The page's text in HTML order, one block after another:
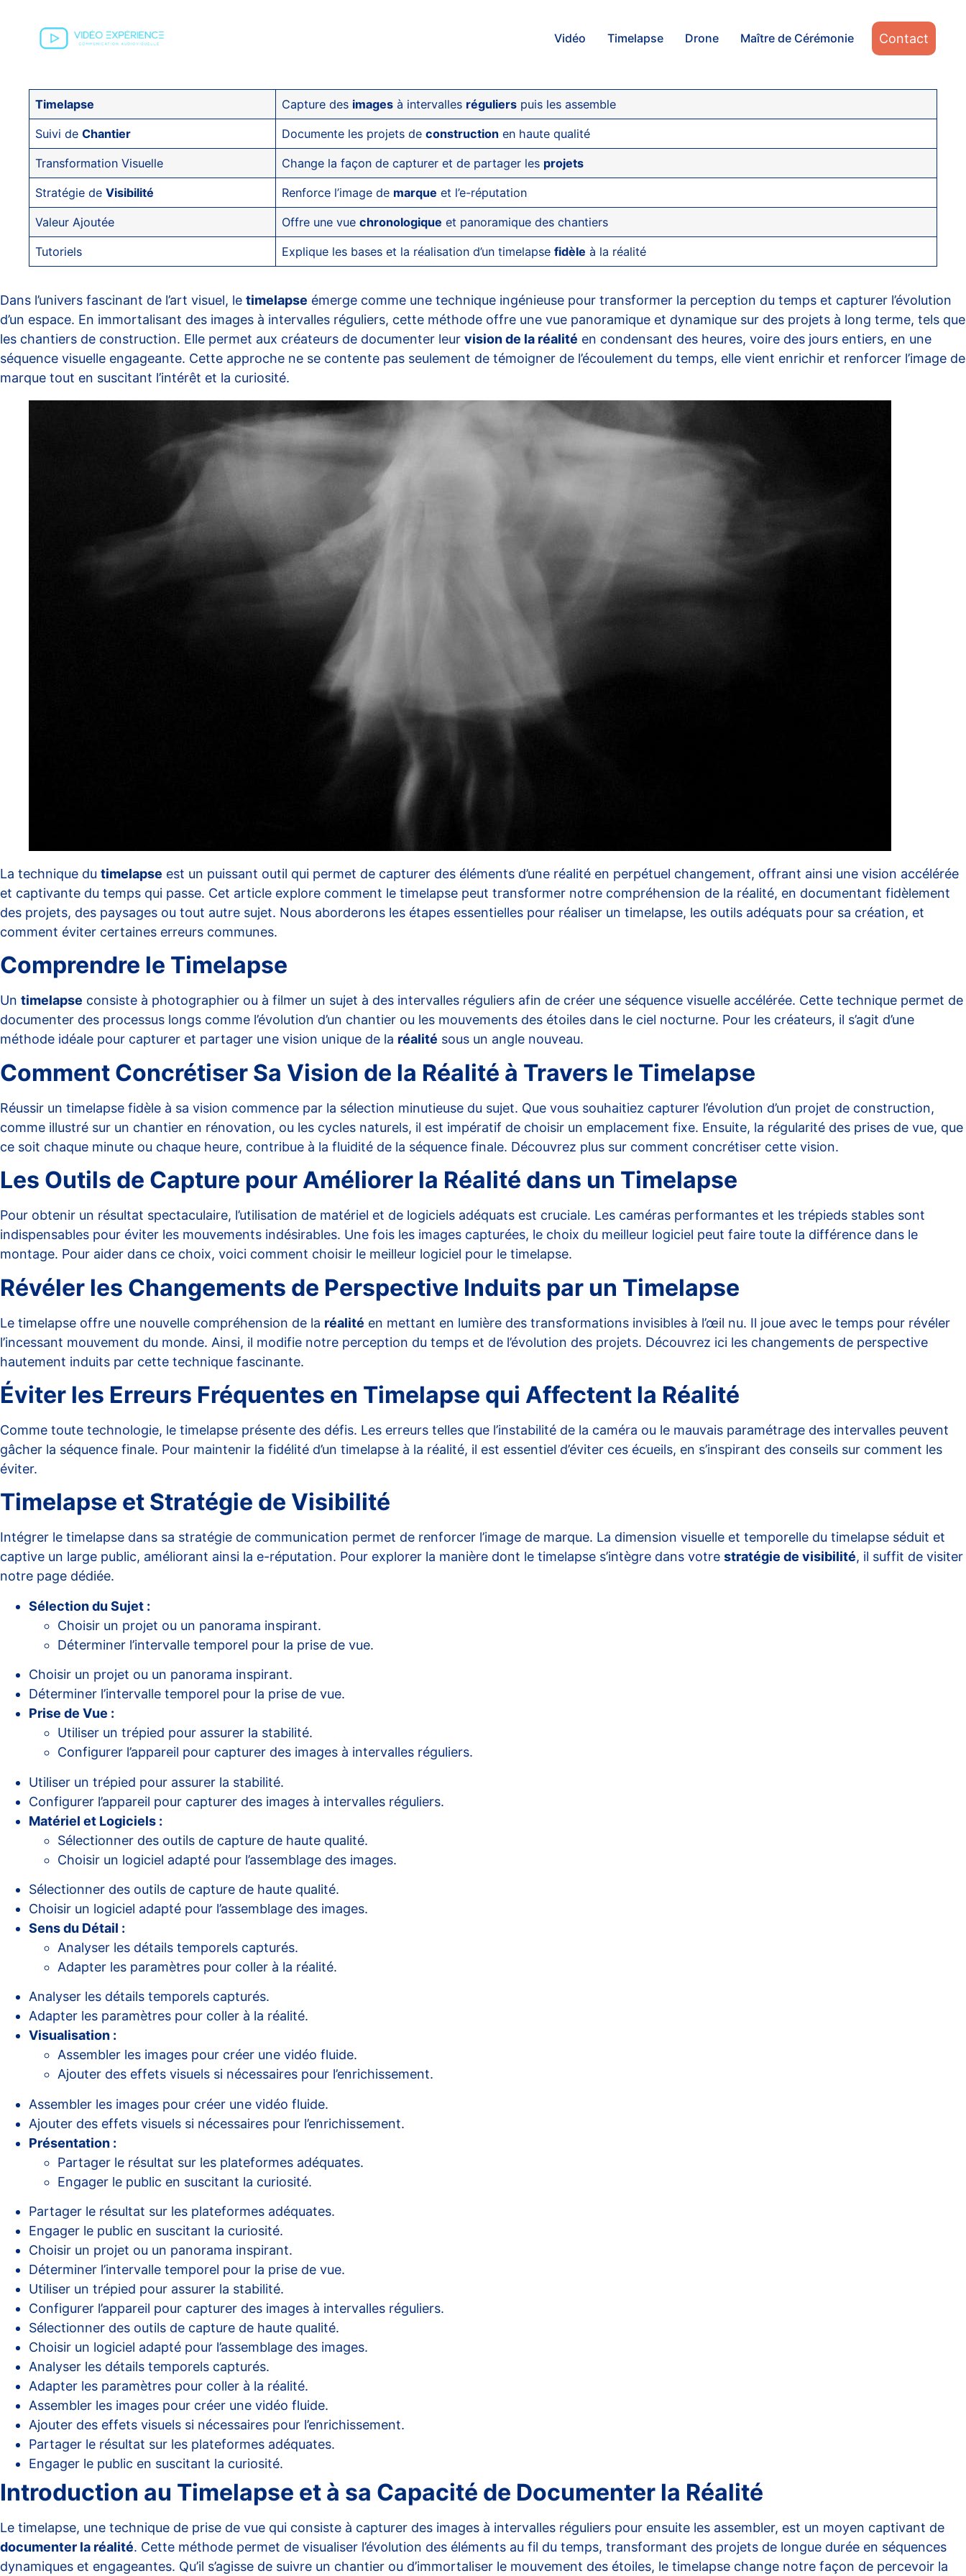
Vidéo Timelapse Drone Maître de Cérémonie Contact
Timelapse Capture des images à intervalles réguliers puis les assemble
Suivi deChantier Documente les projets deconstruction en haute qualité
Transformation Visuelle Change la façon de capturer et de partager les projets
Stratégie deVisibilité Renforce l’image de marque et l’e-réputation
Valeur Ajoutée Offre une vuechronologique et panoramique des chantiers
Tutoriels Explique les bases et la réalisation d’un timelapsefidèle à la réalité
Dans l’univers fascinant de l’art visuel, le timelapse émerge comme une technique ingénieuse pour transformer la perception du temps et capturer l’évolution
d’un espace. En immortalisant des images à intervalles réguliers, cette méthode offre une vue panoramique et dynamique sur des projets à long terme, tels que
les chantiers de construction. Elle permet aux créateurs de documenter leur vision de la réalité en condensant des heures, voire des jours entiers, en une
séquence visuelle engageante. Cette approche ne se contente pas seulement de témoigner de l’écoulement du temps, elle vient enrichir et renforcer l’image de
marque tout en suscitant l’intérêt et la curiosité.
La technique du timelapse est un puissant outil qui permet de capturer des éléments d’une réalité en perpétuel changement, offrant ainsi une vision accélérée
et captivante du temps qui passe. Cet article explore comment le timelapse peut transformer notre compréhension de la réalité, en documentant fidèlement
des projets, des paysages ou tout autre sujet. Nous aborderons les étapes essentielles pour réaliser un timelapse, les outils adéquats pour sa création, et
comment éviter certaines erreurs communes.
Comprendre le Timelapse
Un timelapse consiste à photographier ou à filmer un sujet à des intervalles réguliers afin de créer une séquence visuelle accélérée. Cette technique permet de
documenter des processus longs comme l’évolution d’un chantier ou les mouvements des étoiles dans le ciel nocturne. Pour les créateurs, il s’agit d’une
méthode idéale pour capturer et partager une vision unique de la réalité sous un angle nouveau.
Comment Concrétiser Sa Vision de la Réalité à Travers le Timelapse
Réussir un timelapse fidèle à sa vision commence par la sélection minutieuse du sujet. Que vous souhaitiez capturer l’évolution d’un projet de construction,
comme illustré sur un chantier en rénovation, ou les cycles naturels, il est impératif de choisir un emplacement fixe. Ensuite, la régularité des prises de vue, que
ce soit chaque minute ou chaque heure, contribue à la fluidité de la séquence finale. Découvrez plus sur comment concrétiser cette vision.
Les Outils de Capture pour Améliorer la Réalité dans un Timelapse
Pour obtenir un résultat spectaculaire, l’utilisation de matériel et de logiciels adéquats est cruciale. Les caméras performantes et les trépieds stables sont
indispensables pour éviter les mouvements indésirables. Une fois les images capturées, le choix du meilleur logiciel peut faire toute la différence dans le
montage. Pour aider dans ce choix, voici comment choisir le meilleur logiciel pour le timelapse.
Révéler les Changements de Perspective Induits par un Timelapse
Le timelapse offre une nouvelle compréhension de la réalité en mettant en lumière des transformations invisibles à l’œil nu. Il joue avec le temps pour révéler
l’incessant mouvement du monde. Ainsi, il modifie notre perception du temps et de l’évolution des projets. Découvrez ici les changements de perspective
hautement induits par cette technique fascinante.
Éviter les Erreurs Fréquentes en Timelapse qui Affectent la Réalité
Comme toute technologie, le timelapse présente des défis. Les erreurs telles que l’instabilité de la caméra ou le mauvais paramétrage des intervalles peuvent
gâcher la séquence finale. Pour maintenir la fidélité d’un timelapse à la réalité, il est essentiel d’éviter ces écueils, en s’inspirant des conseils sur comment les
éviter.
Timelapse et Stratégie de Visibilité
Intégrer le timelapse dans sa stratégie de communication permet de renforcer l’image de marque. La dimension visuelle et temporelle du timelapse séduit et
captive un large public, améliorant ainsi la e-réputation. Pour explorer la manière dont le timelapse s’intègre dans votre stratégie de visibilité, il suffit de visiter
notre page dédiée.
Sélection du Sujet :
Choisir un projet ou un panorama inspirant.
Déterminer l’intervalle temporel pour la prise de vue.
Choisir un projet ou un panorama inspirant.
Déterminer l’intervalle temporel pour la prise de vue.
Prise de Vue :
Utiliser un trépied pour assurer la stabilité.
Configurer l’appareil pour capturer des images à intervalles réguliers.
Utiliser un trépied pour assurer la stabilité.
Configurer l’appareil pour capturer des images à intervalles réguliers.
Matériel et Logiciels :
Sélectionner des outils de capture de haute qualité.
Choisir un logiciel adapté pour l’assemblage des images.
Sélectionner des outils de capture de haute qualité.
Choisir un logiciel adapté pour l’assemblage des images.
Sens du Détail :
Analyser les détails temporels capturés.
Adapter les paramètres pour coller à la réalité.
Analyser les détails temporels capturés.
Adapter les paramètres pour coller à la réalité.
Visualisation :
Assembler les images pour créer une vidéo fluide.
Ajouter des effets visuels si nécessaires pour l’enrichissement.
Assembler les images pour créer une vidéo fluide.
Ajouter des effets visuels si nécessaires pour l’enrichissement.
Présentation :
Partager le résultat sur les plateformes adéquates.
Engager le public en suscitant la curiosité.
Partager le résultat sur les plateformes adéquates.
Engager le public en suscitant la curiosité.
Choisir un projet ou un panorama inspirant.
Déterminer l’intervalle temporel pour la prise de vue.
Utiliser un trépied pour assurer la stabilité.
Configurer l’appareil pour capturer des images à intervalles réguliers.
Sélectionner des outils de capture de haute qualité.
Choisir un logiciel adapté pour l’assemblage des images.
Analyser les détails temporels capturés.
Adapter les paramètres pour coller à la réalité.
Assembler les images pour créer une vidéo fluide.
Ajouter des effets visuels si nécessaires pour l’enrichissement.
Partager le résultat sur les plateformes adéquates.
Engager le public en suscitant la curiosité.
Introduction au Timelapse et à sa Capacité de Documenter la Réalité
Le timelapse, une technique de prise de vue qui consiste à capturer des images à intervalles réguliers pour ensuite les assembler, est un moyen captivant de
documenter la réalité. Cette méthode permet de visualiser l’évolution des éléments au fil du temps, transformant des projets de longue durée en séquences
dynamiques et engageantes. Qu’il s’agisse de suivre un chantier ou d’immortaliser le mouvement des étoiles, le timelapse change notre façon de percevoir la